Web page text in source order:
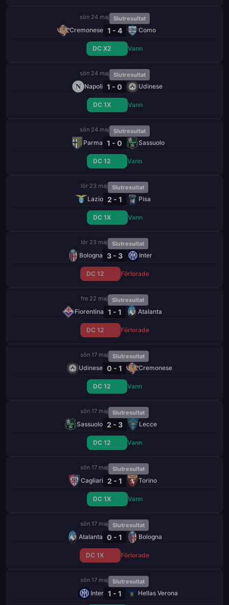
sön 24 maj Slutresultat
Cremonese 1 - 4 Como
DC X2 Vann
sön 24 maj Slutresultat
Napoli 1 - 0 Udinese
DC 1X Vann
sön 24 maj Slutresultat
Parma 1 - 0 Sassuolo
DC 12 Vann
lör 23 maj Slutresultat
Lazio 2 - 1 Pisa
DC 1X Vann
lör 23 maj Slutresultat
Bologna 3 - 3 Inter
DC 12 Förlorade
fre 22 maj Slutresultat
Fiorentina 1 - 1 Atalanta
DC 12 Förlorade
sön 17 maj Slutresultat
Udinese 0 - 1 Cremonese
DC 12 Vann
sön 17 maj Slutresultat
Sassuolo 2 - 3 Lecce
DC 12 Vann
sön 17 maj Slutresultat
Cagliari 2 - 1 Torino
DC 1X Vann
sön 17 maj Slutresultat
Atalanta 0 - 1 Bologna
DC 1X Förlorade
sön 17 maj Slutresultat
Inter 1 - 1 Hellas Verona